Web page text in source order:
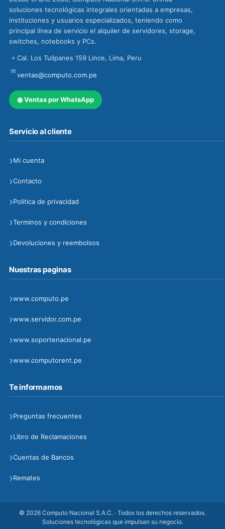
soluciones tecnológicas integrales orientadas a empresas,
instituciones y usuarios especializados, teniendo como
principal línea de servicio el alquiler de servidores, storage,
switches, notebooks y PCs.
⌖ Cal. Los Tulipanes 159 Lince, Lima, Peru
✉ventas@computo.com.pe
◉Ventas por WhatsApp
Servicio al cliente
›Mi cuenta
›Contacto
›Politica de privacidad
›Terminos y condiciones
›Devoluciones y reembolsos
Nuestras paginas
›www.computo.pe
›www.servidor.com.pe
›www.soportenacional.pe
›www.computorent.pe
Te informamos
›Preguntas frecuentes
›Libro de Reclamaciones
›Cuentas de Bancos
›Remates
© 2026 Computo Nacional S.A.C. · Todos los derechos reservados.
Soluciones tecnológicas que impulsan su negocio.